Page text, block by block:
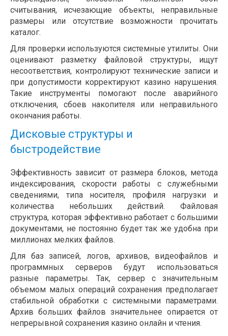
считывания, исчезающие объекты, неправильные
размеры или отсутствие возможности прочитать
каталог.
Для проверки используются системные утилиты. Они
оценивают разметку файловой структуры, ищут
несоответствия, контролируют технические записи и
при допустимости корректируют казино нарушения.
Такие инструменты помогают после аварийного
отключения, сбоев накопителя или неправильного
окончания работы.
Дисковые структуры и
быстродействие
Эффективность зависит от размера блоков, метода
индексирования, скорости работы с служебными
сведениями, типа носителя, профиля нагрузки и
количества небольших действий. Файловая
структура, которая эффективно работает с большими
документами, не постоянно будет так же удобна при
миллионах мелких файлов.
Для баз записей, логов, архивов, видеофайлов и
программных серверов будут использоваться
разные параметры. Так, сервер с значительным
объемом малых операций сохранения предполагает
стабильной обработки с системными параметрами.
Архив больших файлов значительнее опирается от
непрерывной сохранения казино онлайн и чтения.